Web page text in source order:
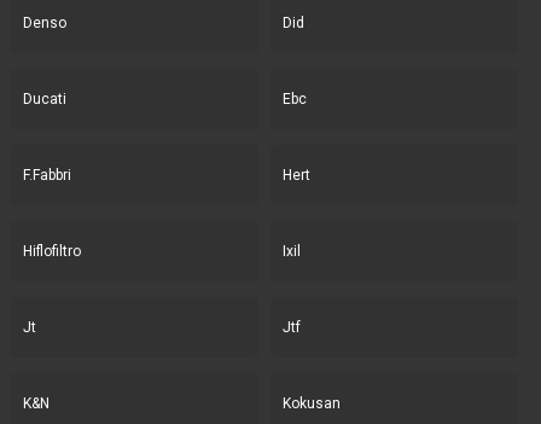
Denso Did
Ducati Ebc
F.Fabbri Hert
Hiflofiltro Ixil
Jt Jtf
K&N Kokusan